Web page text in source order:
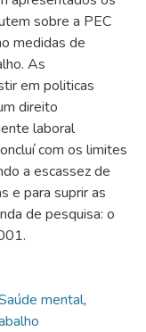
sobre a PEC
medidas de
As
em politicas
direito
laboral
com os limites
a escassez de
e para suprir as
de pesquisa: o
mental,